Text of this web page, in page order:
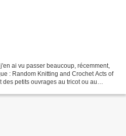
ai vu passer beaucoup, récemment,
: Random Knitting and Crochet Acts of
petits ouvrages au tricot ou au